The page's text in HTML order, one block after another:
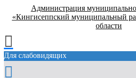
Администрация
«Кингисеппский муниципальный
области
Для слабовидящих